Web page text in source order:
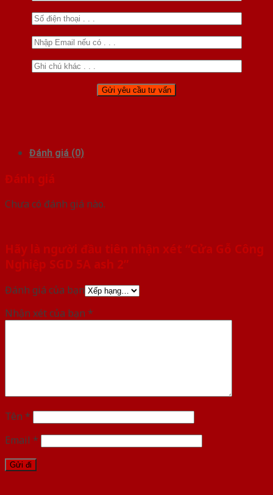
Đánh giá (0)
Đánh giá
Chưa có đánh giá nào.
Hãy là người đầu tiên nhận xét “Cửa Gỗ Công
Nghiệp SGD 5A ash 2”
Đánh giá của bạn
Nhận xét của bạn *
Tên *
Email *